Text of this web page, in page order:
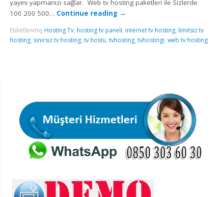
yayını yapmanızı sağlar. Web tv hosting paketleri ile Sizlerde
100 200 500… Continue reading →
Etiketlenmiş Hosting Tv, hosting tv paneli, internet tv hosting, limitsiz tv
hosting, sınırsız tv hosting,tv hostu,tvhosting,tvhostingi,web tv hosting